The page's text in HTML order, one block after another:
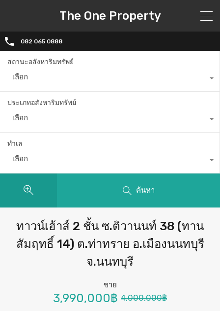
The One Property
082 065 0888
สถานะอสังหาริมทรัพย์
เลือก
ประเภทอสังหาริมทรัพย์
เลือก
ทำเล
เลือก
ค้นหา
ทาวน์เฮ้าส์ 2 ชั้น ซ.ติวานนท์ 38 (ทาน
สัมฤทธิ์ 14) ต.ท่าทราย อ.เมืองนนทบุรี
จ.นนทบุรี
ขาย
3,990,000฿ 4,000,000฿